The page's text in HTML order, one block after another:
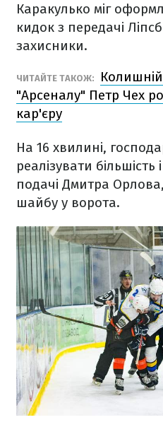
Каракулько міг
кидок з передачі
захисники.
ЧИТАЙТЕ ТАКОЖ:
"Арсеналу" Петр Чех
кар'єру
На 16 хвилині,
реалізувати
подачі Дмитра
шайбу у ворота.